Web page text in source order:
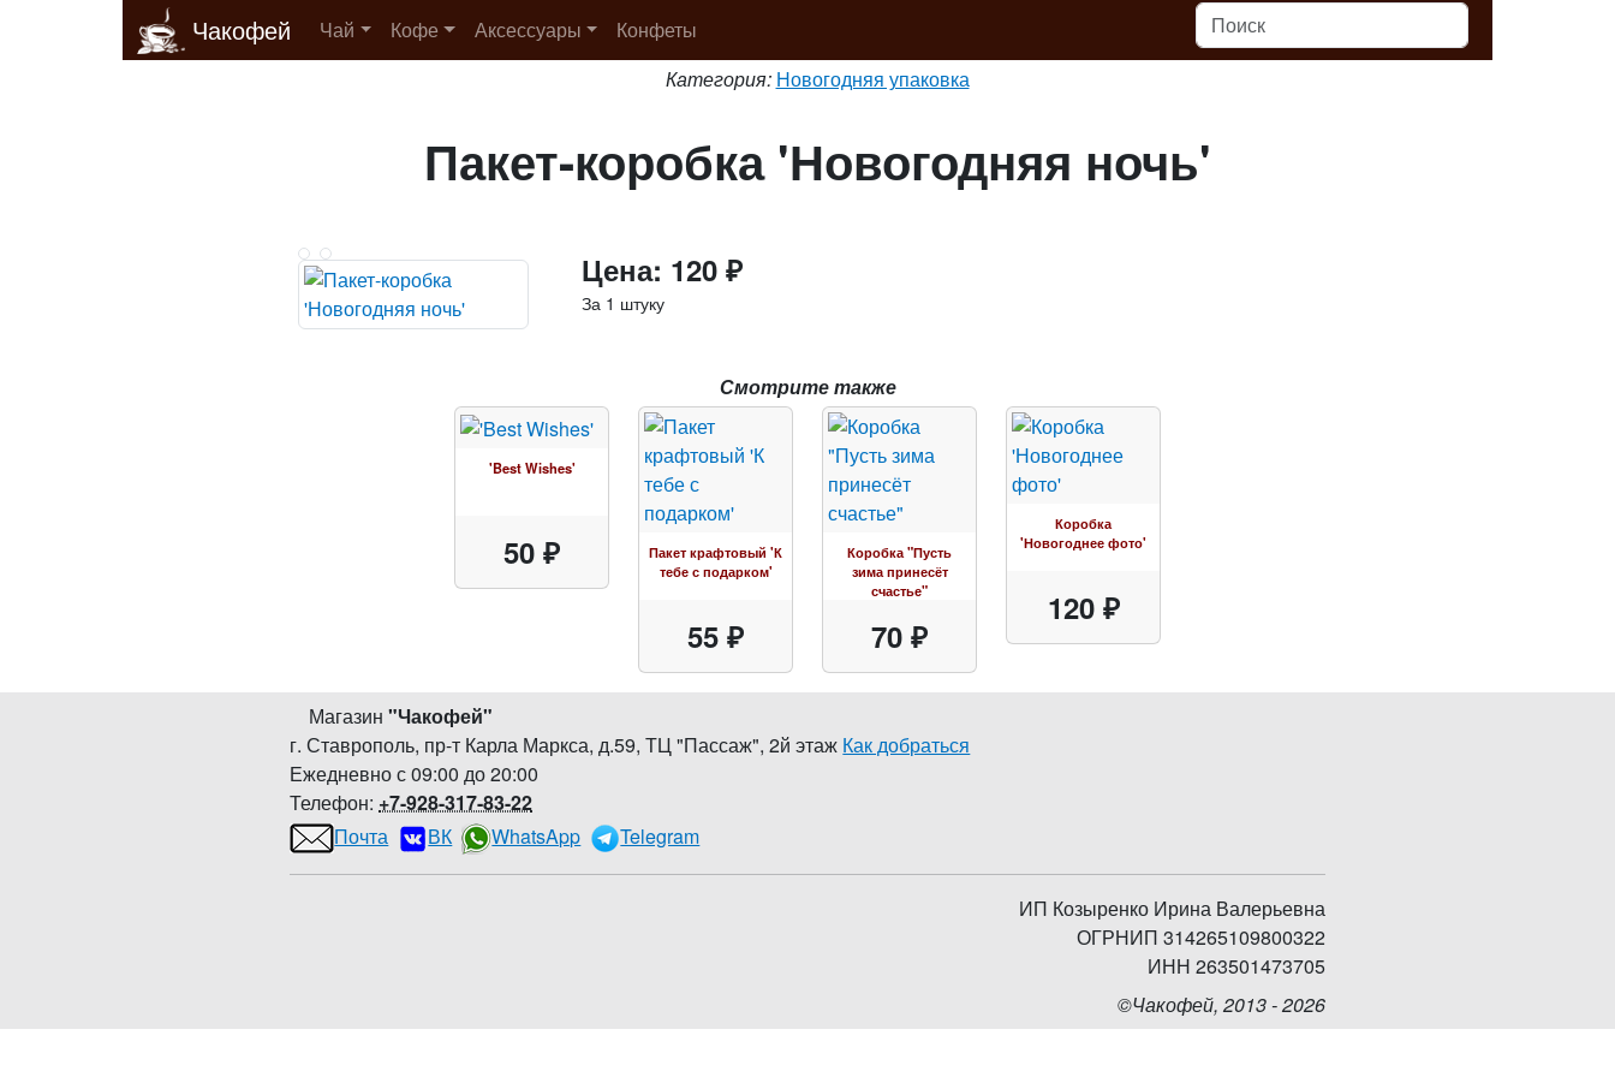
Чакофей Чай Кофе Аксессуары
Конфеты
Категория: Новогодняя упаковка
Пакет-коробка 'Новогодняя ночь'
Цена: 120 ₽
За 1 штуку
Смотрите также
'Best Wishes'
50 ₽
Пакет крафтовый 'К
тебе с подарком'
55 ₽
Коробка "Пусть
зима принесёт
счастье"
70 ₽
Коробка
'Новогоднее фото'
120 ₽
Магазин"Чакофей"
г. Ставрополь, пр-т Карла Маркса, д.59,ТЦ "Пассаж", 2й этаж Как добраться
Ежедневно с 09:00 до 20:00
Телефон: +7-928-317-83-22
Почта
ВК WhatsApp Telegram
ИП Козыренко Ирина Валерьевна
ОГРНИП 314265109800322
ИНН 263501473705
©Чакофей, 2013 - 2026